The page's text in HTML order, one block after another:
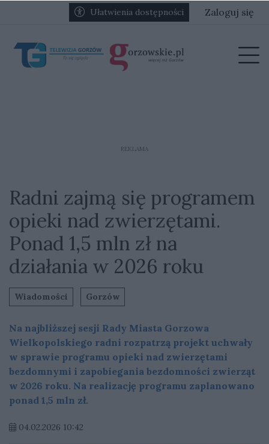
Przejdź do głównych treści
Przejdź do głównego menuUłatwienia dostępności Zaloguj się
REKLAMA
Radni zajmą się programem
opieki nad zwierzętami.
Ponad 1,5 mln zł na
działania w 2026 roku
Wiadomości Gorzów
Na najbliższej sesji Rady Miasta Gorzowa
Wielkopolskiego radni rozpatrzą projekt uchwały
w sprawie programu opieki nad zwierzętami
bezdomnymi i zapobiegania bezdomności zwierząt
w 2026 roku. Na realizację programu zaplanowano
ponad 1,5 mln zł.
04.02.2026 10:42